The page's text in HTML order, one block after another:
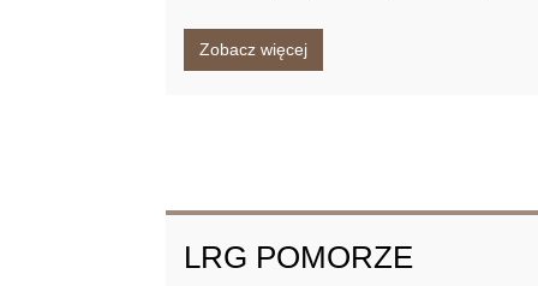
Zobacz więcej
LRG POMORZE